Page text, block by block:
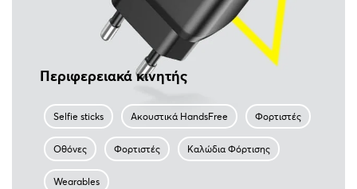
Περιφερειακά κινητής
Selfie sticks Ακουστικά HandsFree Φορτιστές
Οθόνες Φορτιστές Καλώδια Φόρτισης
Wearables